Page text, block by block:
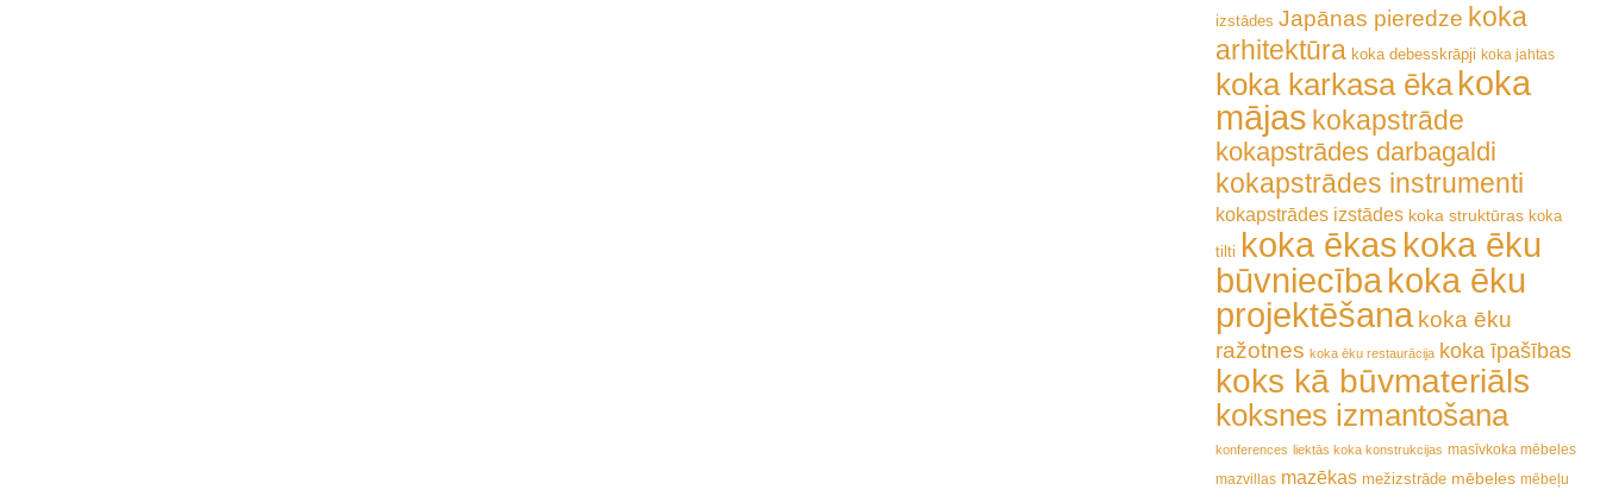
izstādes Japānas pieredze koka
arhitektūra koka debesskrāpji koka jahtas
koka karkasa ēka koka
mājas kokapstrāde
kokapstrādes darbagaldi
kokapstrādes instrumenti
kokapstrādes izstādes koka struktūras koka
tilti koka ēkas koka ēku
būvniecībakoka ēku
projektēšana koka ēku
ražotnes koka ēku restaurācija koka īpašības
koks kā būvmateriāls
koksnes izmantošana
konferences liektās koka konstrukcijas masīvkoka mēbeles
mazvillas mazēkas mežizstrāde mēbeles mēbeļu